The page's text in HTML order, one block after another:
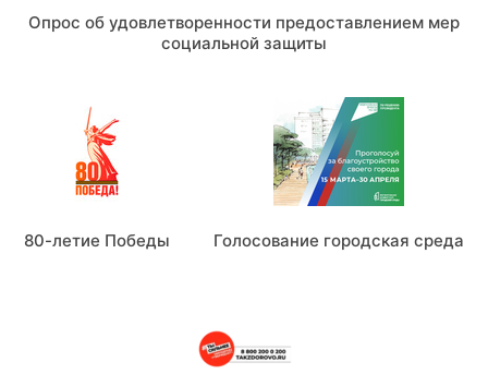
Опрос об удовлетворенности предоставлением мер
социальной защиты
80-летие Победы Голосование городская среда